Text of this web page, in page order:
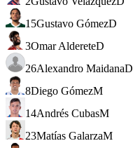
15Gustavo GómezD
3Omar AldereteD
26Alexandro MaidanaD
8Diego GómezM
14Andrés CubasM
23Matías GalarzaM